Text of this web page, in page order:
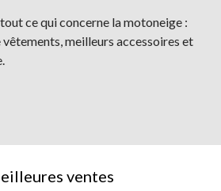
ce qui concerne la motoneige :
meilleurs accessoires et
ventes